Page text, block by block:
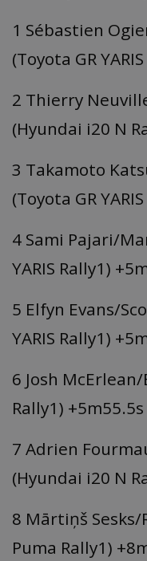
1 Sébastien
(Toyota GR
2 Thierry
(Hyundai i20 N
3 Takamoto
(Toyota GR
4 Sami Pajari/
YARIS Rally1)
5 Elfyn Evans/
YARIS Rally1)
6 Josh
Rally1) +5m55.5s
7 Adrien
(Hyundai i20 N
8 Mārtiņš Sesks/
Puma Rally1)